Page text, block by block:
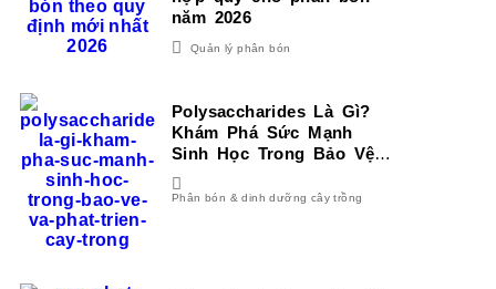
năm 2026
Quản lý phân bón
Polysaccharides Là Gì?
Khám Phá Sức Mạnh
Sinh Học Trong Bảo Vệ
Và Phát Triển Cây Trồng
Phân bón & dinh dưỡng cây trồng